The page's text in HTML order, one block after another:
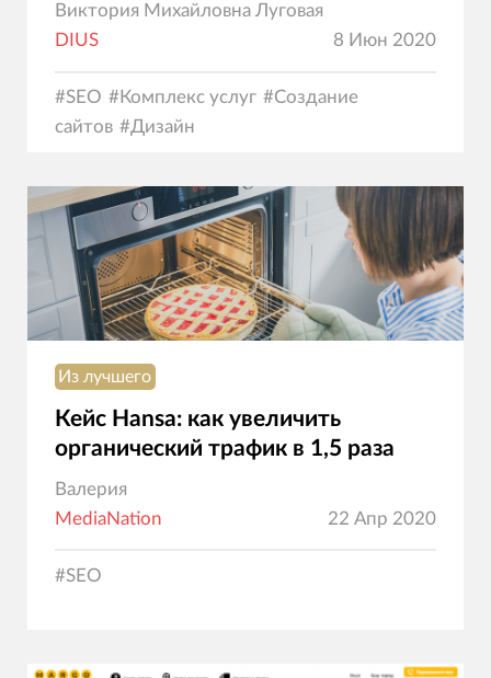
Виктория Михайловна Луговая
DIUS
8 Июн 2020
#SEO #Комплекс услуг #Создание
сайтов #Дизайн
Из лучшего
Кейс Hansa: как увеличить
органический трафик в 1,5 раза
Валерия
MediaNation
22 Апр 2020
#SEO